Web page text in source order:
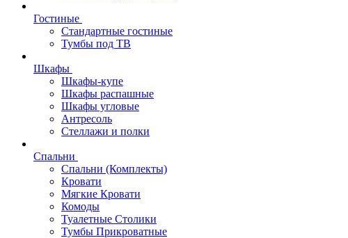
Гостиные
Стандартные гостиные
Тумбы под ТВ
Шкафы
Шкафы-купе
Шкафы распашные
Шкафы угловые
Антресоль
Стеллажи и полки
Спальни
Спальни (Комплекты)
Кровати
Мягкие Кровати
Комоды
Туалетные Столики
Тумбы Прикроватные